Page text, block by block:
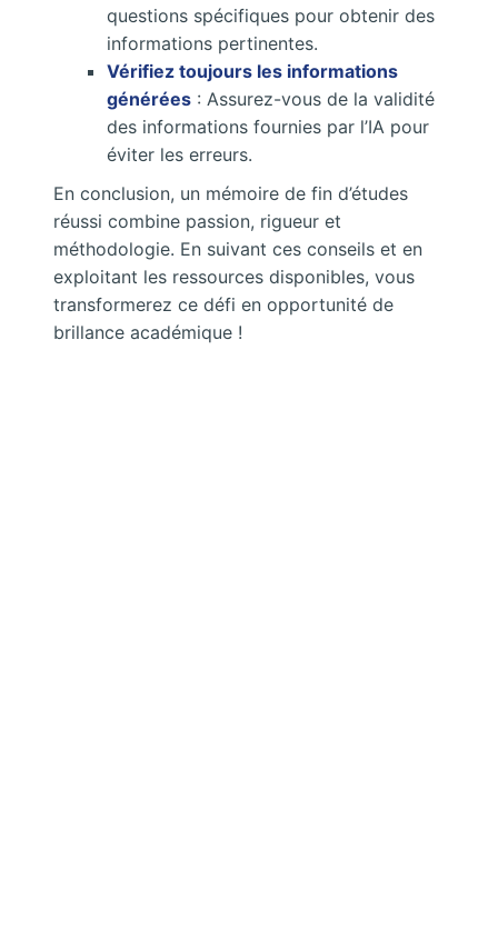
questions spécifiques pour obtenir des
informations pertinentes.
Vérifiez toujours les informations
générées : Assurez-vous de la validité
des informations fournies par l’IA pour
éviter les erreurs.
En conclusion, un mémoire de fin d’études
réussi combine passion, rigueur et
méthodologie. En suivant ces conseils et en
exploitant les ressources disponibles, vous
transformerez ce défi en opportunité de
brillance académique !